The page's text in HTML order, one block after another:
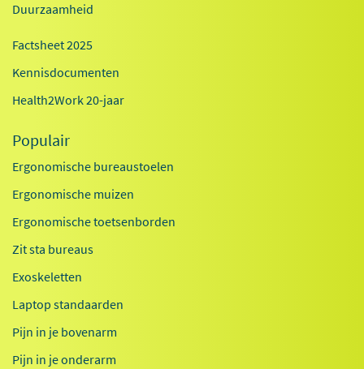
Duurzaamheid
Factsheet 2025
Kennisdocumenten
Health2Work 20-jaar
Populair
Ergonomische bureaustoelen
Ergonomische muizen
Ergonomische toetsenborden
Zit sta bureaus
Exoskeletten
Laptop standaarden
Pijn in je bovenarm
Pijn in je onderarm